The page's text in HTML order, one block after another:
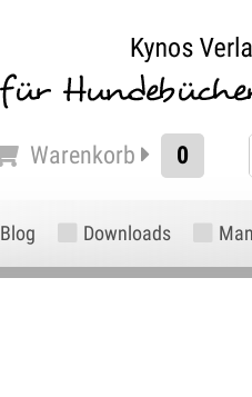
Warenkorb 0
Blog Downloads